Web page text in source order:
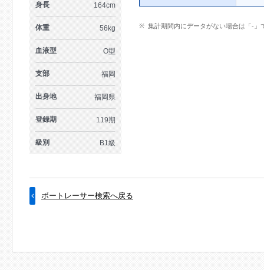
身長 164cm
体重 56kg
血液型 O型
支部 福岡
出身地 福岡県
登録期 119期
級別 B1級
集計期間内にデータがない場合は「-」
ボートレーサー検索へ戻る